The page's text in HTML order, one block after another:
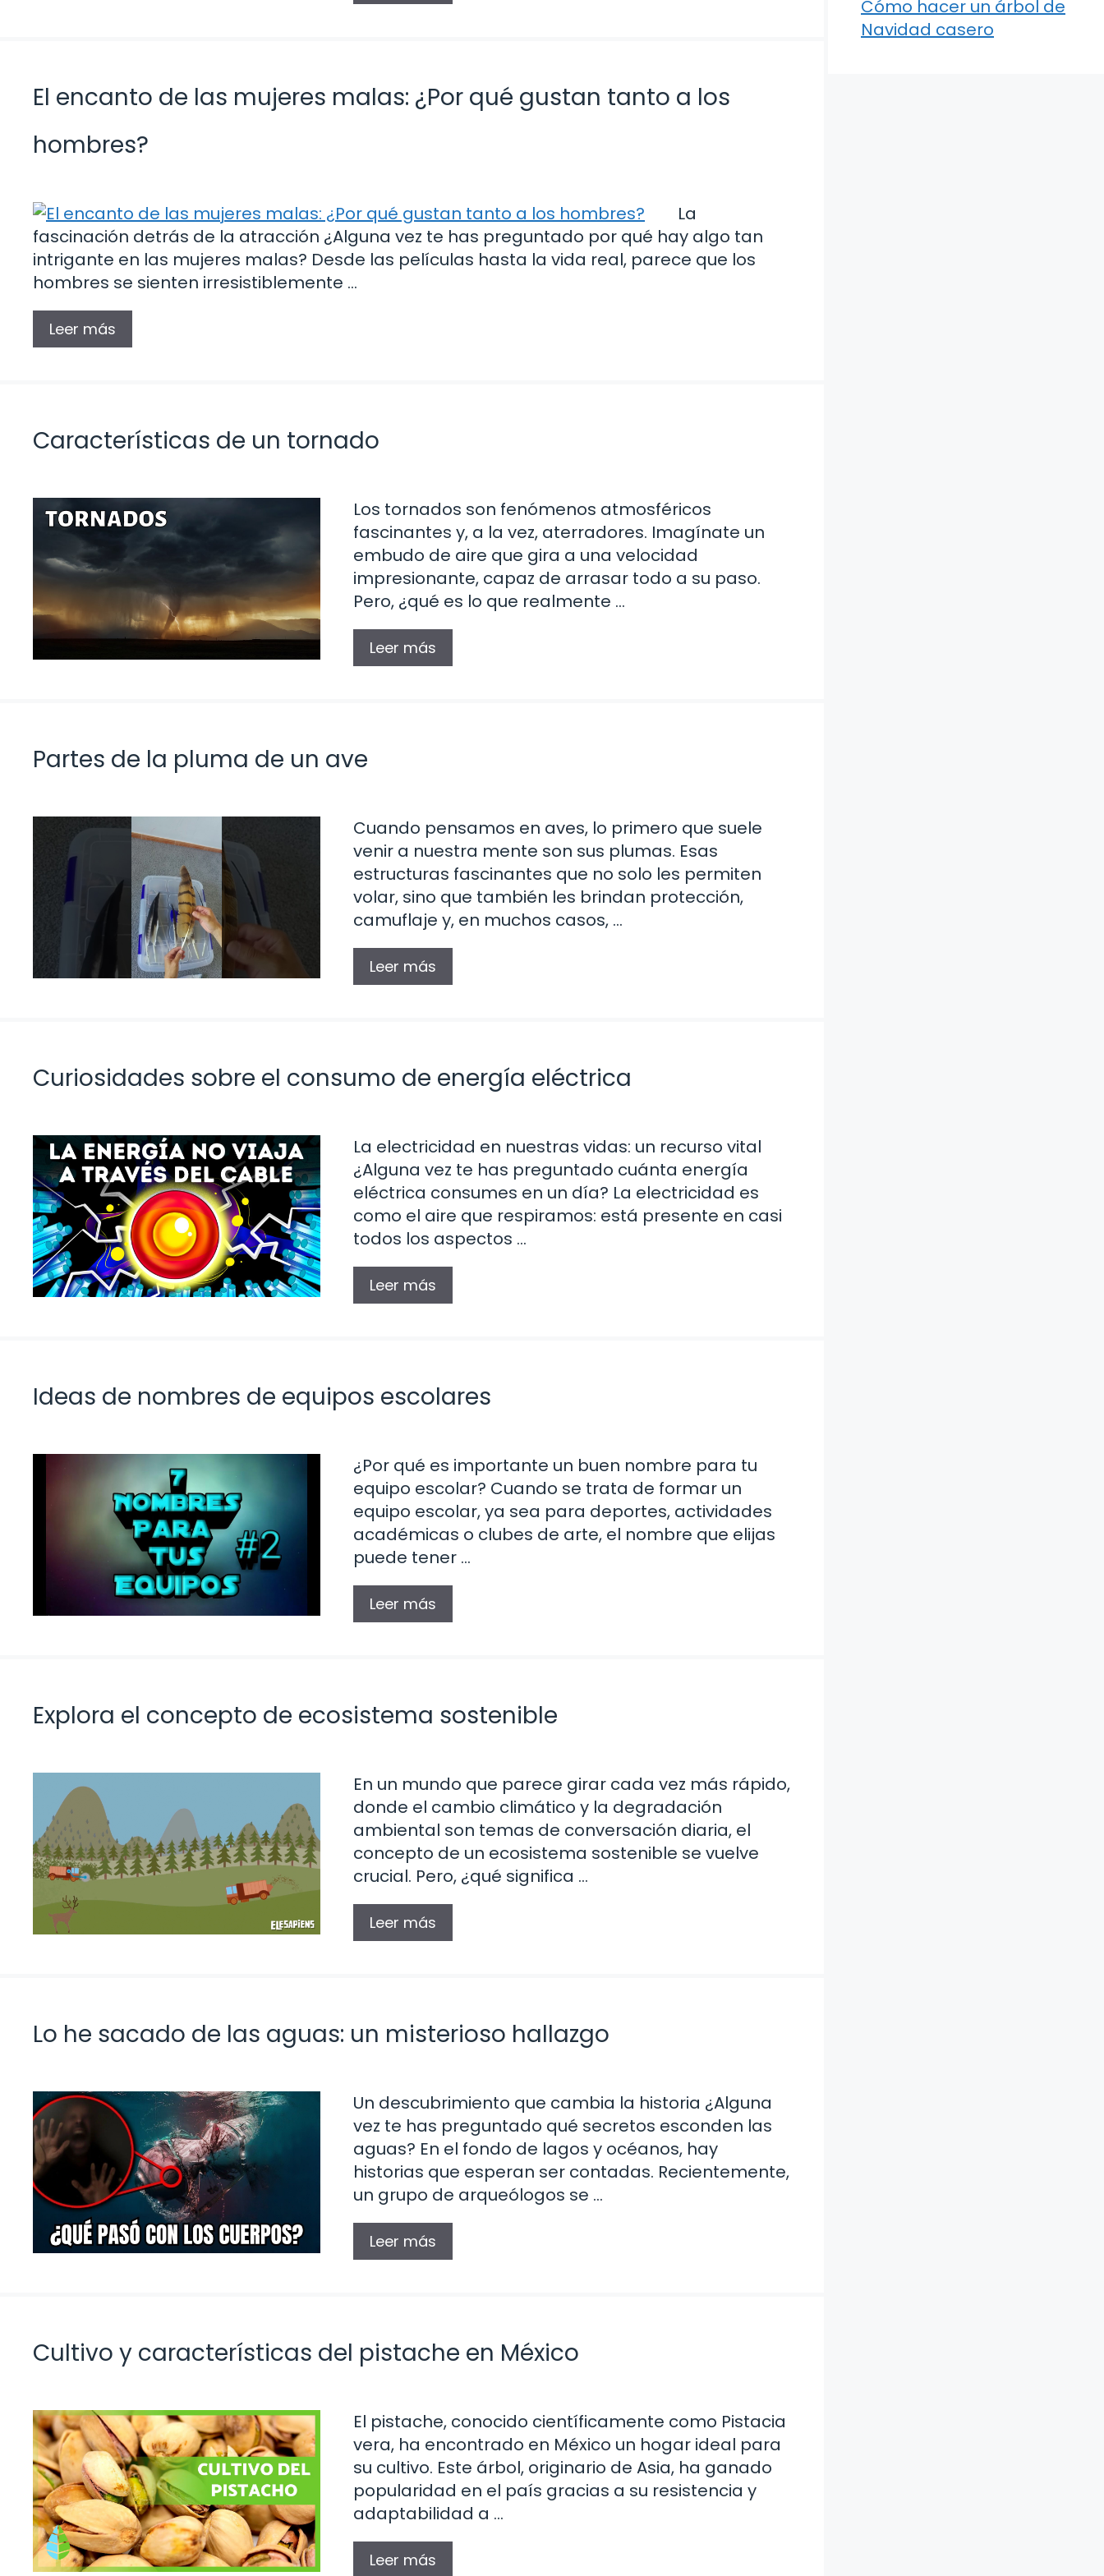
El encanto de las mujeres malas: ¿Por qué gustan tanto a los
hombres?
La
fascinación detrás de la atracción ¿Alguna vez te has preguntado por qué hay algo tan
intrigante en las mujeres malas? Desde las películas hasta la vida real, parece que los
hombres se sienten irresistiblemente …
Leer más
Características de un tornado
Los tornados son fenómenos atmosféricos
fascinantes y, a la vez, aterradores. Imagínate un
embudo de aire que gira a una velocidad
impresionante, capaz de arrasar todo a su paso.
Pero, ¿qué es lo que realmente …
Leer más
Partes de la pluma de un ave
Cuando pensamos en aves, lo primero que suele
venir a nuestra mente son sus plumas. Esas
estructuras fascinantes que no solo les permiten
volar, sino que también les brindan protección,
camuflaje y, en muchos casos, …
Leer más
Curiosidades sobre el consumo de energía eléctrica
La electricidad en nuestras vidas: un recurso vital
¿Alguna vez te has preguntado cuánta energía
eléctrica consumes en un día? La electricidad es
como el aire que respiramos: está presente en casi
todos los aspectos …
Leer más
Ideas de nombres de equipos escolares
¿Por qué es importante un buen nombre para tu
equipo escolar? Cuando se trata de formar un
equipo escolar, ya sea para deportes, actividades
académicas o clubes de arte, el nombre que elijas
puede tener …
Leer más
Explora el concepto de ecosistema sostenible
En un mundo que parece girar cada vez más rápido,
donde el cambio climático y la degradación
ambiental son temas de conversación diaria, el
concepto de un ecosistema sostenible se vuelve
crucial. Pero, ¿qué significa …
Leer más
Lo he sacado de las aguas: un misterioso hallazgo
Un descubrimiento que cambia la historia ¿Alguna
vez te has preguntado qué secretos esconden las
aguas? En el fondo de lagos y océanos, hay
historias que esperan ser contadas. Recientemente,
un grupo de arqueólogos se …
Leer más
Cultivo y características del pistache en México
El pistache, conocido científicamente como Pistacia
vera, ha encontrado en México un hogar ideal para
su cultivo. Este árbol, originario de Asia, ha ganado
popularidad en el país gracias a su resistencia y
adaptabilidad a …
Leer más
Cómo hacer un árbol de
Navidad casero